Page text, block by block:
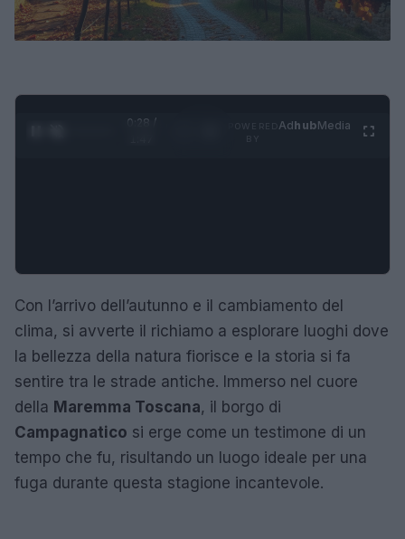
0:29 /
AdhubMedia
Con l’arrivo dell’autunno e il cambiamento del
clima, si avverte il richiamo a esplorare luoghi dove
la bellezza della natura fiorisce e la storia si fa
sentire tra le strade antiche. Immerso nel cuore
della Maremma Toscana, il borgo di
Campagnatico si erge come un testimone di un
tempo che fu, risultando un luogo ideale per una
fuga durante questa stagione incantevole.